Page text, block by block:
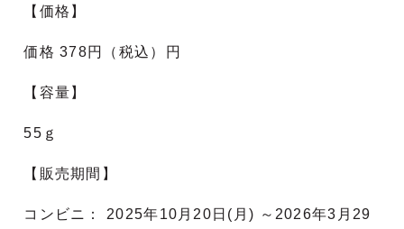
【価格】
価格 378円（税込）円
【容量】
55ｇ
【販売期間】
コンビニ： 2025年10月20日(月) ～2026年3月29